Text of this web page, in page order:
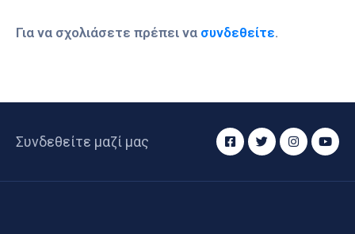
Για να σχολιάσετε πρέπει να συνδεθείτε.
Συνδεθείτε μαζί μας